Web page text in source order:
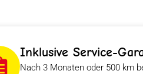
Inklusive Service-
Nach 3 Monaten oder 500 km